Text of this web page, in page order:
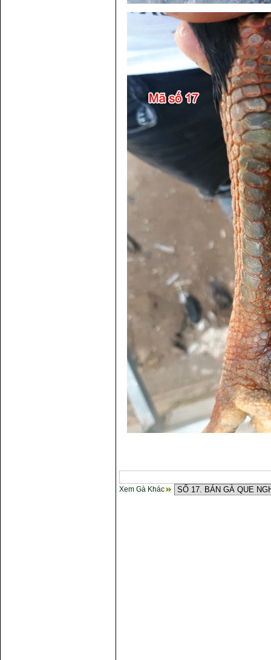
Xem Gà Khác